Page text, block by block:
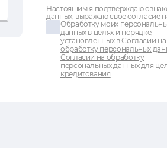
Настоящим я подтверждаю
данных, выражаю свое согласие
Обработку моих
данных в целях и порядке,
установленных вСогласии на
обработку персональных
Согласии на обработку
персональных данных для
кредитования